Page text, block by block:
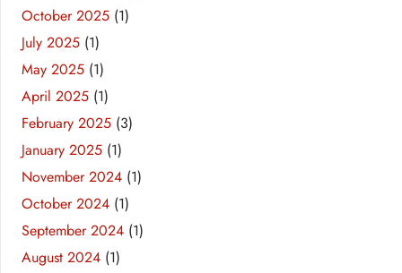
October 2025 (1)
July 2025 (1)
May 2025 (1)
April 2025 (1)
February 2025 (3)
January 2025 (1)
November 2024 (1)
October 2024 (1)
September 2024 (1)
August 2024 (1)